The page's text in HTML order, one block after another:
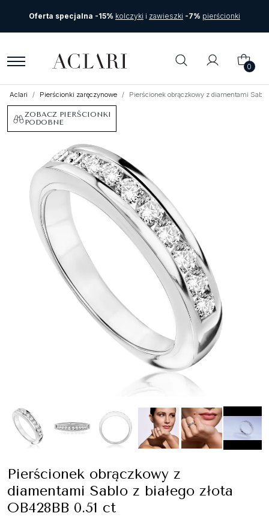
Oferta specjalna -15% kolczyki i zawieszki -7% pierścionki
0
Aclari Pierścionki zaręczynowe Pierścionek obrączkowy z diamentami Sablo
ZOBACZ PIERŚCIONKI
PODOBNE
Pierścionek obrączkowy z
diamentami Sablo z białego złota
OB428BB 0.51 ct